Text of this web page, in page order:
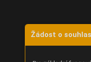
Žádost o